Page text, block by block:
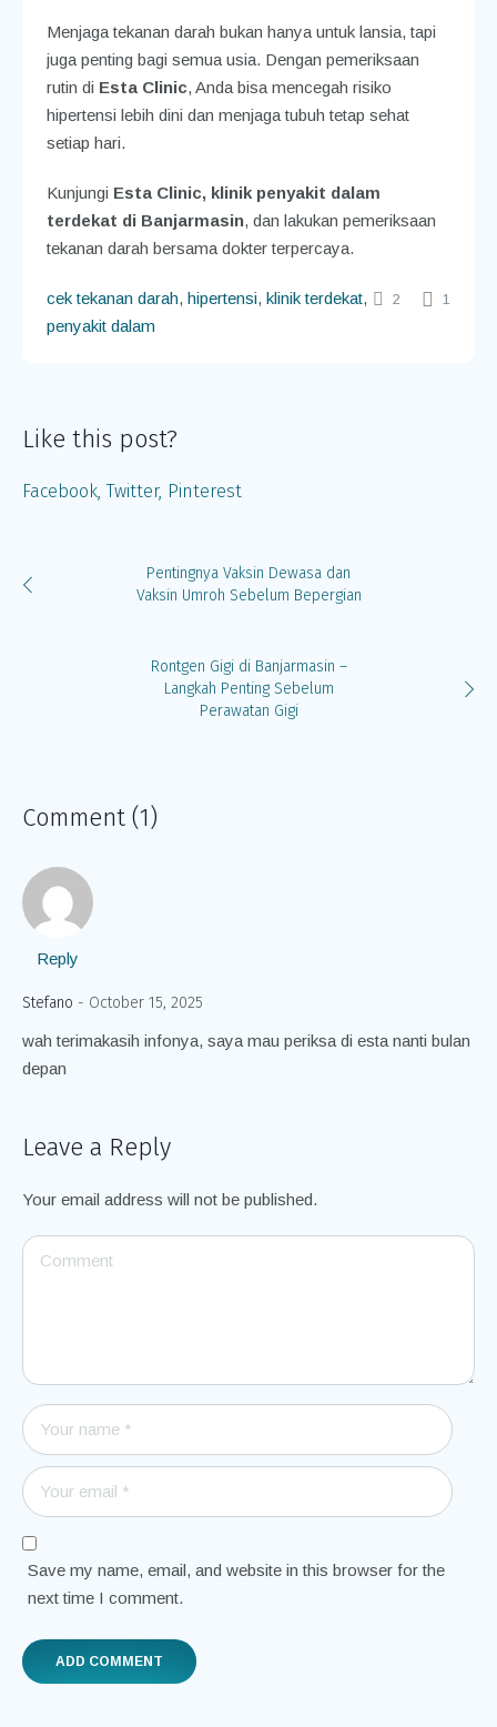
Menjaga tekanan darah bukan hanya untuk lansia, tapi
juga penting bagi semua usia. Dengan pemeriksaan
rutin di Esta Clinic, Anda bisa mencegah risiko
hipertensi lebih dini dan menjaga tubuh tetap sehat
setiap hari.
Kunjungi Esta Clinic, klinik penyakit dalam
terdekat di Banjarmasin, dan lakukan pemeriksaan
tekanan darah bersama dokter terpercaya.
cek tekanan darah, hipertensi, klinik terdekat,
penyakit dalam
2 1
Like this post?
Facebook Twitter Pinterest
Pentingnya Vaksin Dewasa dan
Vaksin Umroh Sebelum Bepergian
Rontgen Gigi di Banjarmasin –
Langkah Penting Sebelum
Perawatan Gigi
Comment (1)
Reply
Stefano
October 15, 2025
wah terimakasih infonya, saya mau periksa di esta nanti bulan
depan
Leave a Reply
Your email address will not be published.
Save my name, email, and website in this browser for the
next time I comment.